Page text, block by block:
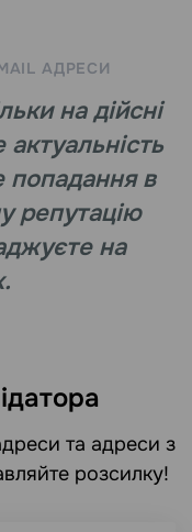
АДРЕСИ
на дійсні
попадання в
репутацію
на
та адреси з
розсилку!